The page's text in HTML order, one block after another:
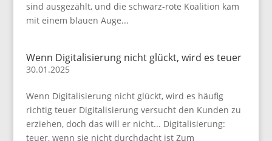
sind ausgezählt, und die schwarz-rote Koalition kam
mit einem blauen Auge...
Wenn Digitalisierung nicht glückt, wird es teuer
30.01.2025
Wenn Digitalisierung nicht glückt, wird es häufig
richtig teuer Digitalisierung versucht den Kunden zu
erziehen, doch das will er nicht... Digitalisierung:
teuer, wenn sie nicht durchdacht ist Zum